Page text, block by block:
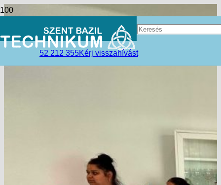
52 212 355Kérj visszahívást